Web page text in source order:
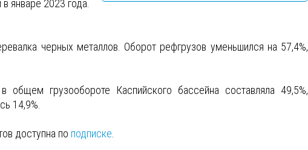
январе 2023 года.
черных металлов. Оборот рефгрузов уменьшился на 57,4%,
грузообороте Каспийского бассейна составляла 49,5%,
14,9%.
доступна по подписке